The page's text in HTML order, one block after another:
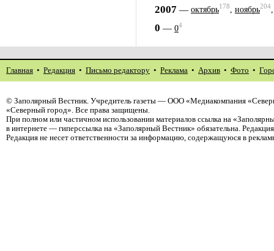
2007 — октябрь178, ноябрь204
0 — 04
Главная • Редакция • Письмо редактору • Реклама • Архив • Фото •
© Заполярный Вестник. Учредитель газеты — ООО «Медиакомпания
«Северный город». Все права защищены.
При полном или частичном использовании материалов ссылка на
в интернете — гиперссылка на «Заполярный Вестник» обязательна.
Редакция не несет ответственности за информацию, содержащуюся в